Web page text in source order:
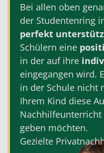
Bei allen oben
der Studentenring
perfekt
Schülern eine
in der auf ihre
eingegangen wird.
in der Schule nicht
Ihrem Kind diese
geben möchten.
Gezielte